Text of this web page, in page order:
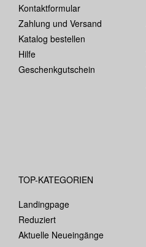
Kontaktformular
Zahlung und Versand
Katalog bestellen
Hilfe
Geschenkgutschein
TOP-KATEGORIEN
Landingpage
Reduziert
Aktuelle Neueingänge